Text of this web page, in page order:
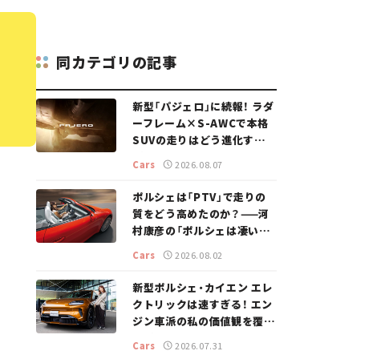
同カテゴリの記事
新型「パジェロ」に続報！ ラダ
ーフレーム×S-AWCで本格
SUVの走りはどう進化する？
【新車ニュース】
Cars 2026.08.07
ポルシェは「PTV」で走りの
質をどう高めたのか？——河
村康彦の「ポルシェは凄い！」
Cars 2026.08.02
新型ポルシェ・カイエン エレ
クトリックは速すぎる！ エン
ジン車派の私の価値観を覆し
た、新しいポルシェの走り。
Cars 2026.07.31